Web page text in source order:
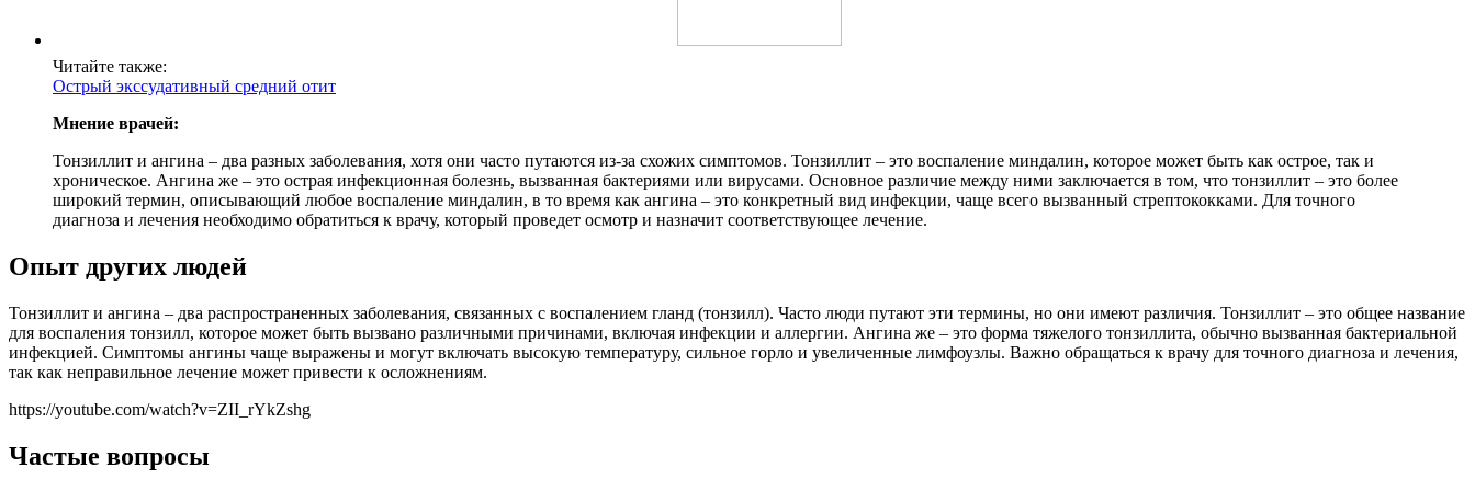
Читайте также:
Острый экссудативный средний отит
Мнение врачей:
Тонзиллит и ангина – два разных заболевания, хотя они часто путаются из-за схожих симптомов. Тонзиллит – это воспаление миндалин, которое может быть как острое, так и
хроническое. Ангина же – это острая инфекционная болезнь, вызванная бактериями или вирусами. Основное различие между ними заключается в том, что тонзиллит – это более
широкий термин, описывающий любое воспаление миндалин, в то время как ангина – это конкретный вид инфекции, чаще всего вызванный стрептококками. Для точного
диагноза и лечения необходимо обратиться к врачу, который проведет осмотр и назначит соответствующее лечение.
Опыт других людей
Тонзиллит и ангина – два распространенных заболевания, связанных с воспалением гланд (тонзилл). Часто люди путают эти термины, но они имеют различия. Тонзиллит – это общее название
для воспаления тонзилл, которое может быть вызвано различными причинами, включая инфекции и аллергии. Ангина же – это форма тяжелого тонзиллита, обычно вызванная бактериальной
инфекцией. Симптомы ангины чаще выражены и могут включать высокую температуру, сильное горло и увеличенные лимфоузлы. Важно обращаться к врачу для точного диагноза и лечения,
так как неправильное лечение может привести к осложнениям.
https://youtube.com/watch?v=ZII_rYkZshg
Частые вопросы